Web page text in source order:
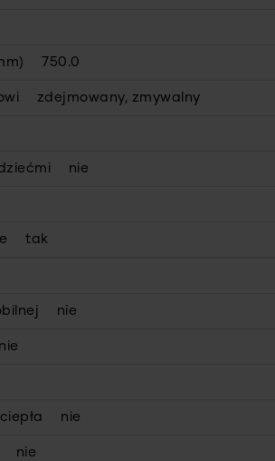
750.0
zdejmowany, zmywalny
nie
tak
nie
nie
nie
nie